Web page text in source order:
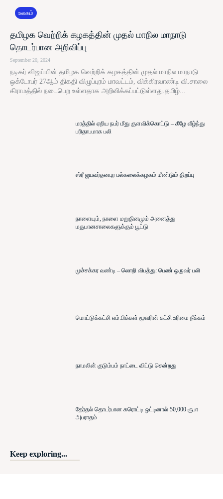
உலகம்
தமிழக வெற்றிக் கழகத்தின் முதல் மாநில மாநாடு
தொடர்பான அறிவிப்பு
September 20, 2024
நடிகர் விஜய்யின் தமிழக வெற்றிக் கழகத்தின் முதல் மாநில மாநாடு
ஒக்டோபர் 27ஆம் திகதி விழுப்புரம் மாவட்டம், விக்கிரவாண்டி வி.சாலை
கிராமத்தில் நடைபெற உள்ளதாக அறிவிக்கப்பட்டுள்ளது.தமிழ்...
மரத்தில் ஏறிய நபர் மீது குளவிக்கொட்டு – கீழே வீழ்ந்து
பரிதாபமாக பலி
ஸ்ரீ ஜயவர்தனபுர பல்கலைக்கழகம் மீண்டும் திறப்பு
நாளையும், நாளை மறுதினமும் அனைத்து
மதுபானசாலைகளுக்கும் பூட்டு
முச்சக்கர வண்டி – லொறி விபத்து: பெண் ஒருவர் பலி
மொட்டுக்கட்சி எம்.பிக்கள் மூவரின் கட்சி உரிமை நீக்கம்
நாமலின் குடும்பம் நாட்டை விட்டு சென்றது
தேர்தல் தொடர்பான சுரொட்டி ஒட்டினால் 50,000 ரூபா
அபராதம்
Keep exploring...